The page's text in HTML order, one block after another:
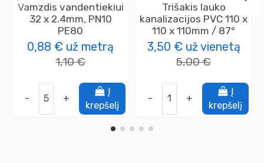
Vamzdis vandentiekiui
32 x 2.4mm, PN10
PE80
0,88 € už metrą
1,10 €
- +
Į
krepšelį
Trišakis lauko
kanalizacijos PVC 110 x
110 x 110mm / 87°
3,50 € už vienetą
5,00 €
- +
Į
krepšelį